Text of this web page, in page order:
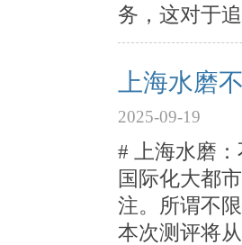
务，这对于
上海水磨
2025-09-19
# 上海水磨
国际化大都
注。所谓不
本次测评将